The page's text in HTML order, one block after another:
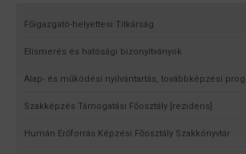
Főigazgató-helyettesi Titkárság
Elismerés és hatósági bizonyítványok
Alap- és működési nyilvántartás, továbbképzési
Szakképzés Támogatási Főosztály [rezidens]
Humán Erőforrás Képzési Főosztály Szakkönyvtár